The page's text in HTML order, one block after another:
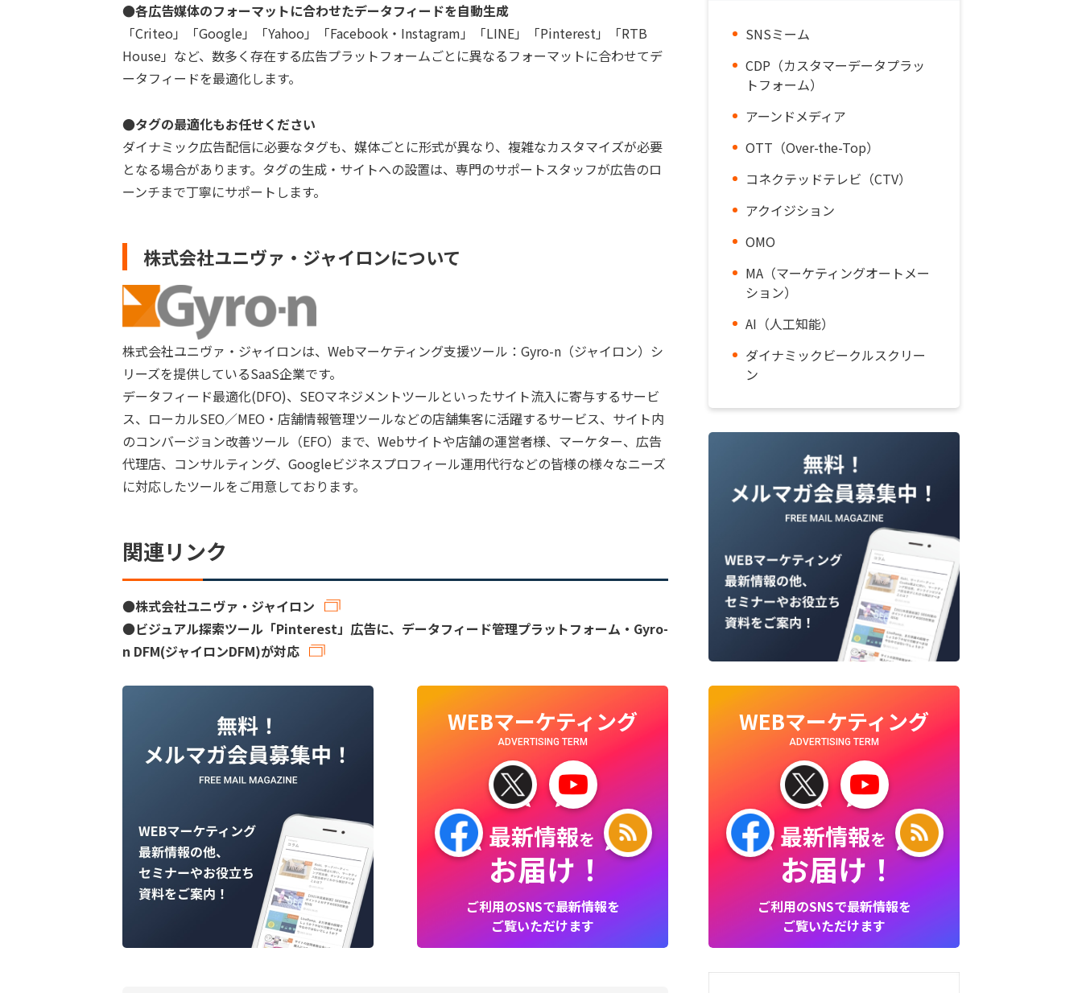
●各広告媒体のフォーマットに合わせたデータフィードを自動生成
「Criteo」「Google」「Yahoo」「Facebook・Instagram」「LINE」「Pinterest」「RTB
House」など、数多く存在する広告プラットフォームごとに異なるフォーマットに合わせてデ
ータフィードを最適化します。
●タグの最適化もお任せください
ダイナミック広告配信に必要なタグも、媒体ごとに形式が異なり、複雑なカスタマイズが必要
となる場合があります。タグの生成・サイトへの設置は、専門のサポートスタッフが広告のロ
ーンチまで丁寧にサポートします。
株式会社ユニヴァ・ジャイロンについて
株式会社ユニヴァ・ジャイロンは、Webマーケティング支援ツール：Gyro-n（ジャイロン）シ
リーズを提供しているSaaS企業です。
データフィード最適化(DFO)、SEOマネジメントツールといったサイト流入に寄与するサービ
ス、ローカルSEO／MEO・店舗情報管理ツールなどの店舗集客に活躍するサービス、サイト内
のコンバージョン改善ツール（EFO）まで、Webサイトや店舗の運営者様、マーケター、広告
代理店、コンサルティング、Googleビジネスプロフィール運用代行などの皆様の様々なニーズ
に対応したツールをご用意しております。
関連リンク
●株式会社ユニヴァ・ジャイロン
●ビジュアル探索ツール「Pinterest」広告に、データフィード管理プラットフォーム・Gyro-
n DFM(ジャイロンDFM)が対応
WEBマーケティング
ADVERTISING TERM
最新情報を
お届け！
ご利用のSNSで最新情報を
ご覧いただけます
SNSミーム
CDP（カスタマーデータプラッ
トフォーム）
アーンドメディア
OTT（Over-the-Top）
コネクテッドテレビ（CTV）
アクイジション
OMO
MA（マーケティングオートメー
ション）
AI（人工知能）
ダイナミックビークルスクリー
ン
WEBマーケティング
ADVERTISING TERM
最新情報を
お届け！
ご利用のSNSで最新情報を
ご覧いただけます